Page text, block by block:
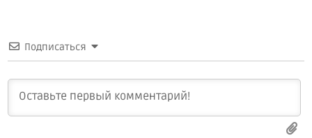
Подписаться